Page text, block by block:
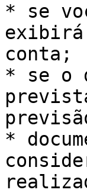
* se
exibirá
conta;
* se o
*